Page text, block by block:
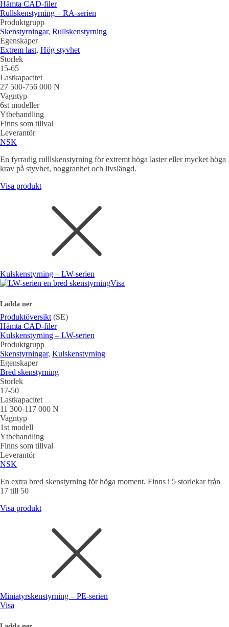
Hämta CAD-filer
Rullskenstyrning – RA-serien
Produktgrupp
Skenstyrningar, Rullskenstyrning
Egenskaper
Extrem last, Hög styvhet
Storlek
15-65
Lastkapacitet
27 500-756 000 N
Vagntyp
6st modeller
Ytbehandling
Finns som tillval
Leverantör
NSK
En fyrradig rulllskenstyrning för extremt höga laster eller mycket höga
krav på styvhet, noggranhet och livslängd.
Visa produkt
Kulskenstyrning – LW-serien
Visa
Ladda ner
Produktöversikt (SE)
Hämta CAD-filer
Kulskenstyrning – LW-serien
Produktgrupp
Skenstyrningar, Kulskenstyrning
Egenskaper
Bred skenstyrning
Storlek
17-50
Lastkapacitet
11 300-117 000 N
Vagntyp
1st modell
Ytbehandling
Finns som tillval
Leverantör
NSK
En extra bred skenstyrning för höga moment. Finns i 5 storlekar från
17 till 50
Visa produkt
Miniatyrskenstyrning – PE-serien
Visa